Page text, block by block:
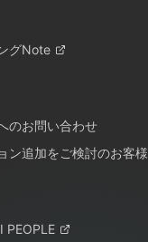
グNote
のお問い合わせ
ン追加をご検討のお客様
PEOPLE